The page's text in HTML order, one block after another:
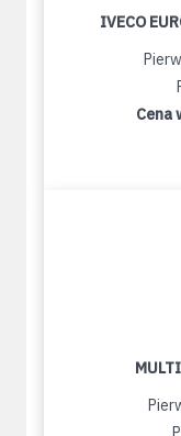
IVECO
Cena